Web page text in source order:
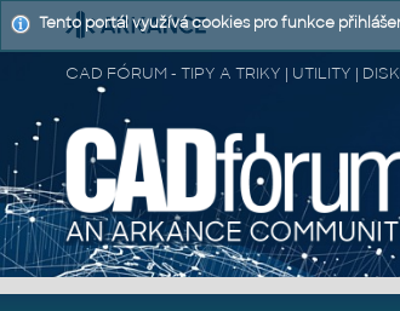
CAD FÓRUM - TIPY A TRIKY | UTILITY |
Tento portál využívá cookies pro funkce